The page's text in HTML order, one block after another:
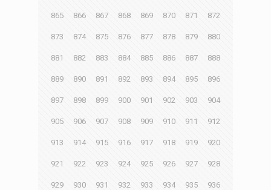
865 866 867 868 869 870 871 872
873 874 875 876 877 878 879 880
881 882 883 884 885 886 887 888
889 890 891 892 893 894 895 896
897 898 899 900 901 902 903 904
905 906 907 908 909 910 911 912
913 914 915 916 917 918 919 920
921 922 923 924 925 926 927 928
929 930 931 932 933 934 935 936